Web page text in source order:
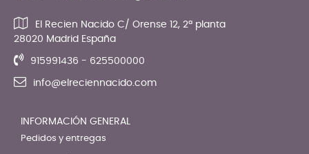
El Recien Nacido C/ Orense 12, 2ª planta
28020 Madrid España
915991436 - 625500000
info@elreciennacido.com
INFORMACIÓN GENERAL
Pedidos y entregas